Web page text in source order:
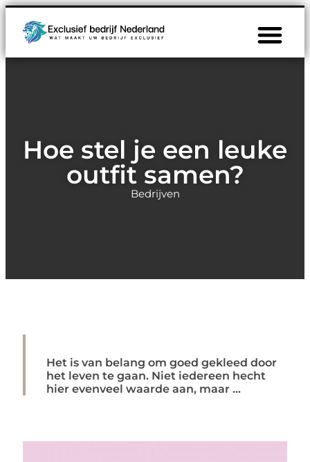
Hoe stel je een leuke
outfit samen?
Bedrijven
Het is van belang om goed gekleed door
het leven te gaan. Niet iedereen hecht
hier evenveel waarde aan, maar ...